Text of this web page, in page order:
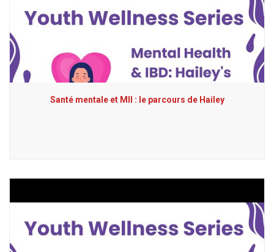
Santé mentale et MII : le parcours de Hailey